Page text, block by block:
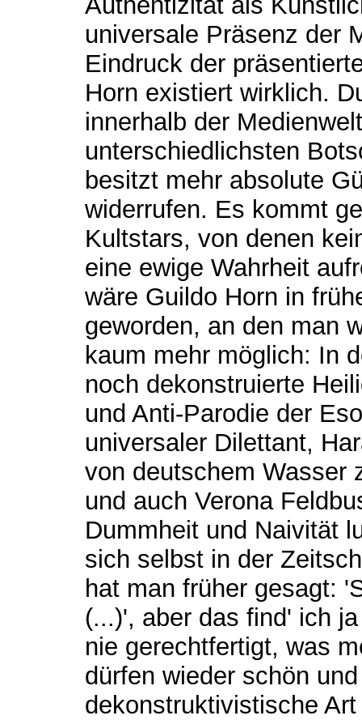
universale Präsenz der
Eindruck der
Horn existiert wirklich.
innerhalb der
unterschiedlichsten
besitzt mehr absolute
widerrufen. Es kommt
Kultstars, von denen
eine ewige Wahrheit
wäre Guildo Horn in
geworden, an den man
kaum mehr möglich: In
noch dekonstruierte
und Anti-Parodie der
universaler Dilettant,
von deutschem Wasser
und auch Verona
Dummheit und Naivität
sich selbst in der
hat man früher gesagt:
(...)', aber das find' ich
nie gerechtfertigt, was
dürfen wieder schön
dekonstruktivistische